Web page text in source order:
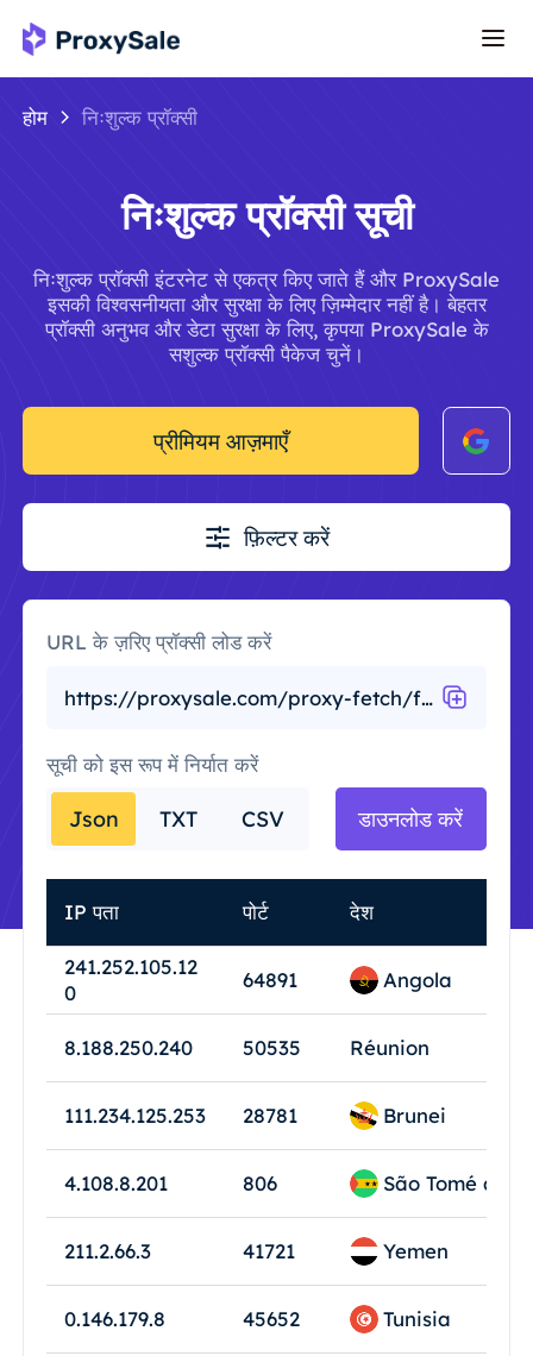
होम निःशुल्क प्रॉक्सी
निःशुल्क प्रॉक्सी सूची
निःशुल्क प्रॉक्सी इंटरनेट से एकत्र किए जाते हैं और ProxySale
इसकी विश्वसनीयता और सुरक्षा के लिए ज़िम्मेदार नहीं है। बेहतर
प्रॉक्सी अनुभव और डेटा सुरक्षा के लिए, कृपया ProxySale के
सशुल्क प्रॉक्सी पैकेज चुनें।
प्रीमियम आज़माएँ
फ़िल्टर करें
URL के ज़रिए प्रॉक्सी लोड करें
https://proxysale.com/proxy-fetch/free?country_code=&port=&anonymity=&asn_active=&protocol=&speed=&uptime=&google_passed=
सूची को इस रूप में निर्यात करें
Json TXT CSV डाउनलोड करें
IP पता पोर्ट देश
241.252.105.12
0
64891 Angola
8.188.250.240 50535 Réunion
111.234.125.253 28781 Brunei
4.108.8.201 806 São Tomé and
211.2.66.3 41721 Yemen
0.146.179.8 45652 Tunisia